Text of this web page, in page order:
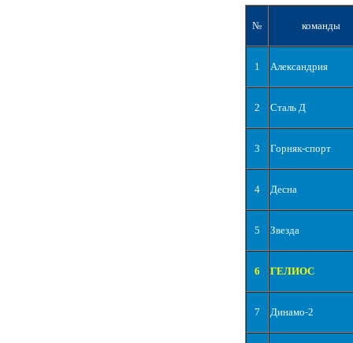
№ команды
1 Александрия
2 Сталь Д
3 Горняк-спорт
4 Десна
5 Звезда
6 ГЕЛИОС
7 Динамо-2